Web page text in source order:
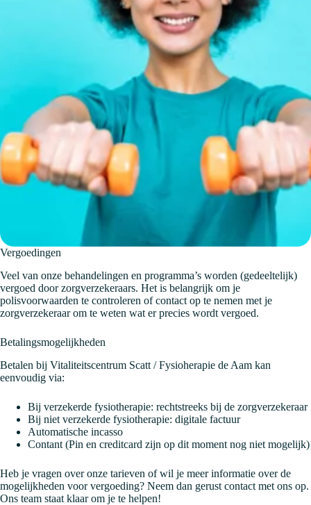
Vergoedingen
Veel van onze behandelingen en programma’s worden (gedeeltelijk)
vergoed door zorgverzekeraars. Het is belangrijk om je
polisvoorwaarden te controleren of contact op te nemen met je
zorgverzekeraar om te weten wat er precies wordt vergoed.
Betalingsmogelijkheden
Betalen bij Vitaliteitscentrum Scatt / Fysioherapie de Aam kan
eenvoudig via:
Bij verzekerde fysiotherapie: rechtstreeks bij de zorgverzekeraar
Bij niet verzekerde fysiotherapie: digitale factuur
Automatische incasso
Contant (Pin en creditcard zijn op dit moment nog niet mogelijk)
Heb je vragen over onze tarieven of wil je meer informatie over de
mogelijkheden voor vergoeding? Neem dan gerust contact met ons op.
Ons team staat klaar om je te helpen!